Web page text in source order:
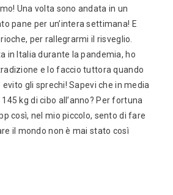
Una volta sono andata in un
pane per un’intera settimana! E
per rallegrarmi il risveglio.
in Italia durante la pandemia, ho
e lo faccio tuttora quando
gli sprechi! Sapevi che in media
kg di cibo all’anno? Per fortuna
così, nel mio piccolo, sento di fare
il mondo non è mai stato così